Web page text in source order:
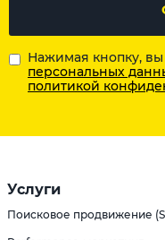
Нажимая кнопку,
персональных
политикой
Услуги
Поисковое продвижение